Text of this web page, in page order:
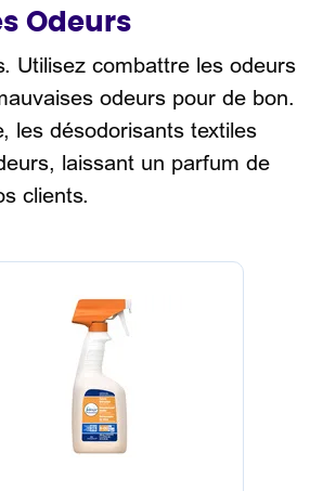
Odeurs
Utilisez combattre les odeurs
odeurs pour de bon.
les désodorisants textiles
laissant un parfum de
clients.